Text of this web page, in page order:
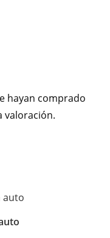
hayan comprado
valoración.